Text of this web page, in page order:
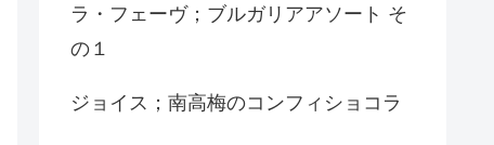
ラ・フェーヴ；ブルガリアアソート そ
の１
ジョイス；南高梅のコンフィショコラ